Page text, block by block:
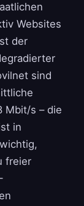
Websites
der
sind
Mbit/s – die
in
freier